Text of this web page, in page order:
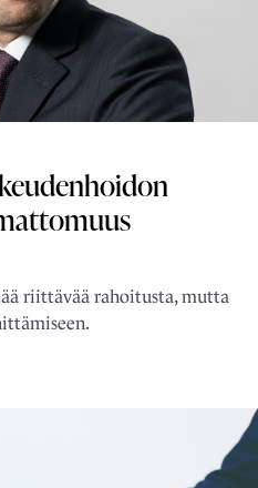
riittävää rahoitusta, mutta